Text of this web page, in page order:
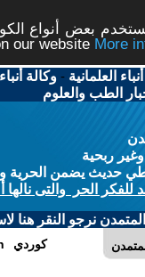
بعض أنواع
our website
العلمانية -وكالة
الطب والعلوم
ربحية
يضمن الحرية
الحر والتى نالها
نرجو النقر هنا
كوردي